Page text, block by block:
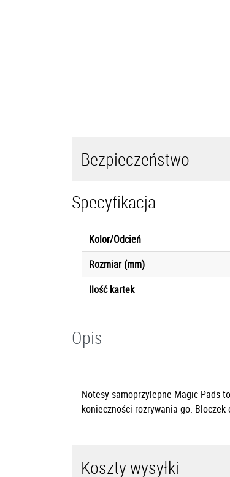
Bezpieczeństwo
Specyfikacja
Kolor/Odcień
Rozmiar (mm)
Ilość kartek
Opis
Notesy samoprzylepne Magic Pads
konieczności rozrywania go.
Koszty wysyłki